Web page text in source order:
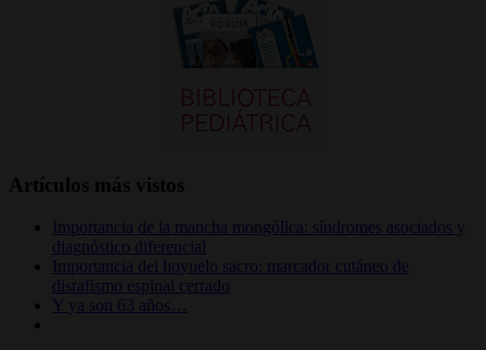
Artículos más vistos
Importancia de la mancha mongólica: síndromes asociados y
diagnóstico diferencial
Importancia del hoyuelo sacro: marcador cutáneo de
disrafismo espinal cerrado
Y ya son 63 años…